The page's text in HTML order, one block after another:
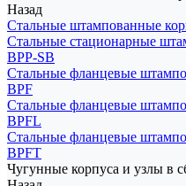
Назад
Стальные штампованные
Стальные стационарные
BPP-SB
Стальные фланцевые
BPF
Стальные фланцевые
BPFL
Стальные фланцевые
BPFT
Чугунные корпуса и узлы в